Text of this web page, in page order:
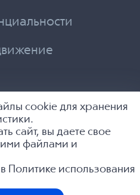
cookie для хранения
сайт, вы даете свое
файлами и
Политике использования